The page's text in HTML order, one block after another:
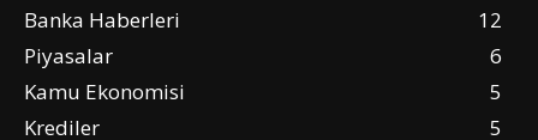
Banka Haberleri
12
Piyasalar
6
Kamu Ekonomisi
5
Krediler
5